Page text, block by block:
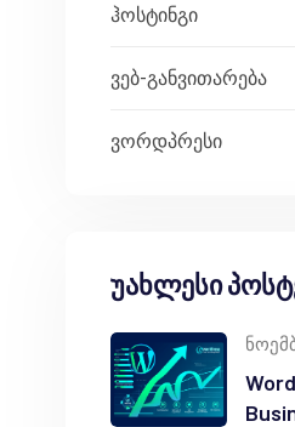
ჰოსტინგი
ვებ-განვითარება
ვორდპრესი
უახლესი